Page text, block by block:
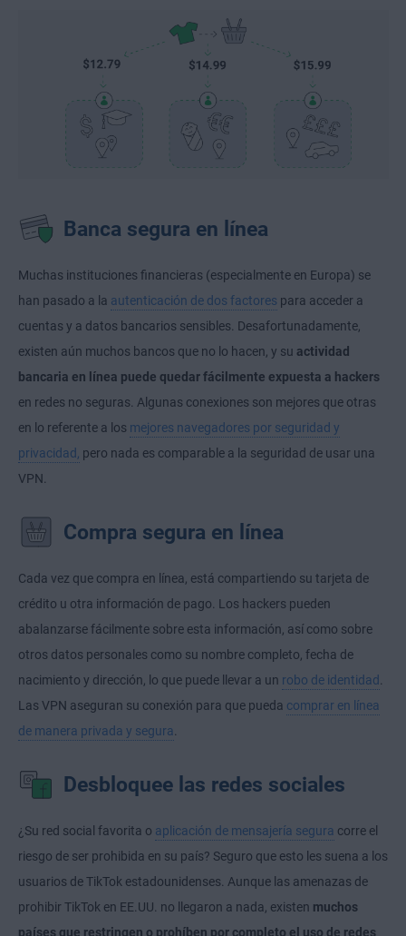
Banca segura en línea
Muchas instituciones financieras (especialmente en Europa) se
han pasado a la autenticación de dos factores para acceder a
cuentas y a datos bancarios sensibles. Desafortunadamente,
existen aún muchos bancos que no lo hacen, y su actividad
bancaria en línea puede quedar fácilmente expuesta a hackers
en redes no seguras. Algunas conexiones son mejores que otras
en lo referente a los mejores navegadores por seguridad y
privacidad, pero nada es comparable a la seguridad de usar una
VPN.
Compra segura en línea
Cada vez que compra en línea, está compartiendo su tarjeta de
crédito u otra información de pago. Los hackers pueden
abalanzarse fácilmente sobre esta información, así como sobre
otros datos personales como su nombre completo, fecha de
nacimiento y dirección, lo que puede llevar a un robo de identidad .
Las VPN aseguran su conexión para que pueda comprar en línea
de manera privada y segura.
Desbloquee las redes sociales
¿Su red social favorita o aplicación de mensajería segura corre el
riesgo de ser prohibida en su país? Seguro que esto les suena a los
usuarios de TikTok estadounidenses. Aunque las amenazas de
prohibir TikTok en EE.UU. no llegaron a nada, existen muchos
países que restringen o prohíben por completo el uso de redes